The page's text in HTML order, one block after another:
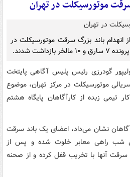
موتورسیکلت در تهران
باند بزرگ سرقت موتورسیکلت در
شدند.
گودرزی رئیس پلیس آگاهی پایتخت
موتورسیکلت در مرکز تهران، موضوع
تیمی زبده از کارآگاهان پایگاه هشتم
نشان می‌داد، اعضای یک باند سرقت
شب راهی معابر خلوت شده و پس از
سرقت آنها با تخریب قفل کرده و از صحنه